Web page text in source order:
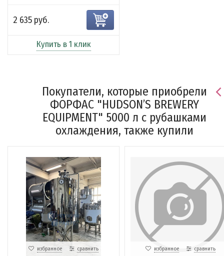
2 635 руб.
Купить в 1 клик
Покупатели, которые приобрели
ФОРФАС "HUDSON’S BREWERY
EQUIPMENT" 5000 л с рубашками
охлаждения, также купили
избранное сравнить избранное сравнить